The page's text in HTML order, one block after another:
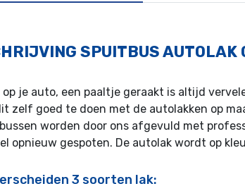
SPUITBUS AUTOLAK
op je auto, een paaltje geraakt is altijd
zelf goed te doen met de autolakken op
worden door ons afgevuld met
opnieuw gespoten. De autolak wordt op
3 soorten lak: